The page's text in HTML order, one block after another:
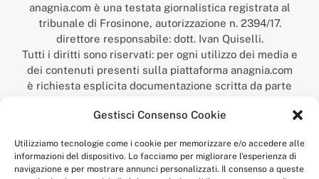
Gestisci Consenso Cookie
Utilizziamo tecnologie come i cookie per memorizzare e/o accedere alle
informazioni del dispositivo. Lo facciamo per migliorare l'esperienza di
navigazione e per mostrare annunci personalizzati. Il consenso a queste
anagnia.com è una testata giornalistica registrata al
tribunale di Frosinone, autorizzazione n. 2394/17.
direttore responsabile: dott. Ivan Quiselli.
Tutti i diritti sono riservati: per ogni utilizzo dei media e
dei contenuti presenti sulla piattaforma anagnia.com
è richiesta esplicita documentazione scritta da parte
“Anagnia” è un marchio registrato presso l’Ufficio Italiano
Economico,
num. registrazione: 302017000014044 del 9 febbraio 2017.